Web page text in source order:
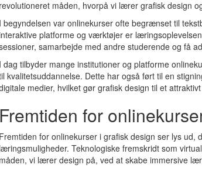
revolutioneret måden, hvorpå vi lærer grafisk design
I begyndelsen var onlinekurser ofte begrænset til
platforme og værktøjer er
samarbejde med andre studerende og få
I dag tilbyder mange institutioner og platforme
kvalitetsuddannelse. Dette har også ført til en
medier, hvilket gør grafisk design til et
Fremtiden for
Fremtiden for onlinekurser i grafisk design ser lys
læringsmuligheder. Teknologiske fremskridt som
måden, vi lærer design på, ved at skabe immersive